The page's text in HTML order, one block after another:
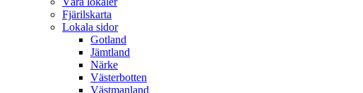
Fjärilskarta
Lokala sidor
Gotland
Jämtland
Närke
Västerbotten
Västmanland